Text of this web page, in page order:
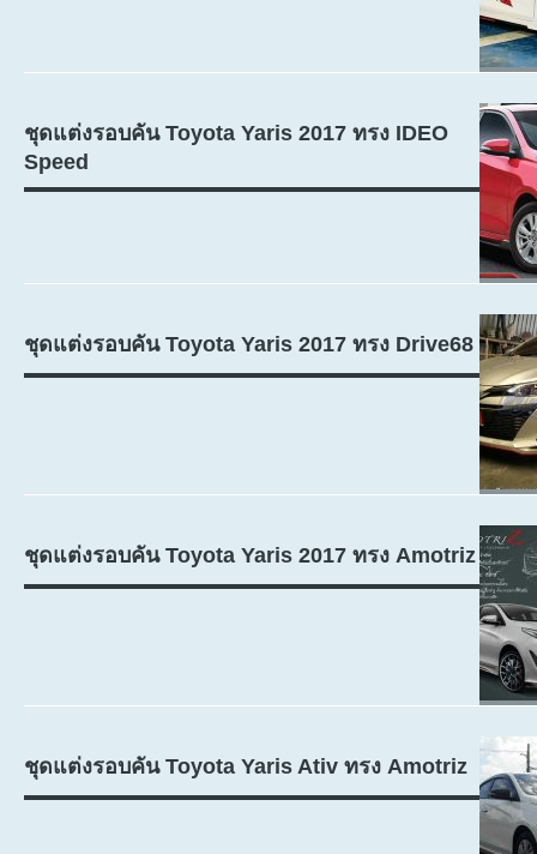
ชุดแต่งรอบคัน Toyota Yaris 2017 ทรง IDEO
Speed
ชุดแต่งรอบคัน Toyota Yaris 2017 ทรง Drive68
ชุดแต่งรอบคัน Toyota Yaris 2017 ทรง Amotriz
ชุดแต่งรอบคัน Toyota Yaris Ativ ทรง Amotriz